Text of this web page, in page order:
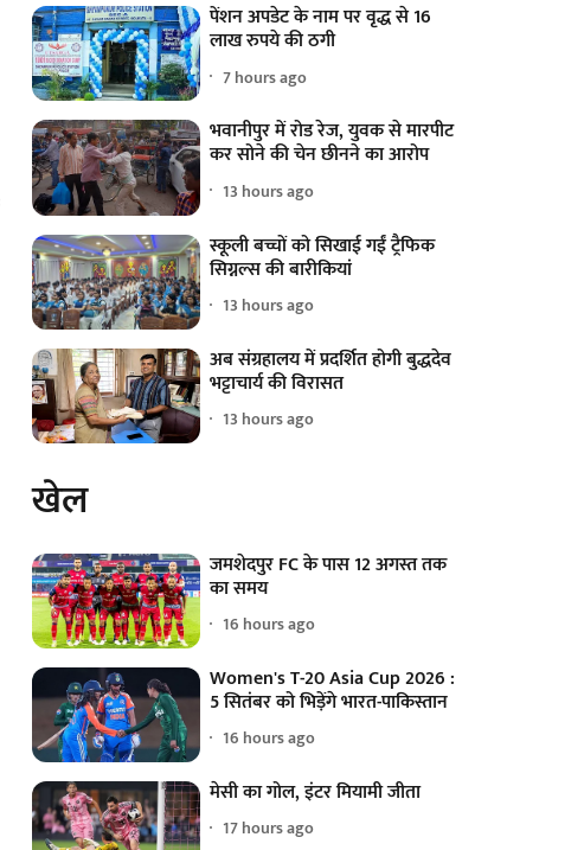
पेंशन अपडेट के नाम पर वृद्ध से 16
लाख रुपये की ठगी
7 hours ago
भवानीपुर में रोड रेज, युवक से मारपीट
कर सोने की चेन छीनने का आरोप
13 hours ago
स्कूली बच्चों को सिखाई गईं ट्रैफिक
सिग्नल्स की बारीकियां
13 hours ago
अब संग्रहालय में प्रदर्शित होगी बुद्धदेव
भट्टाचार्य की विरासत
13 hours ago
खेल
जमशेदपुर FC के पास 12 अगस्त तक
का समय
16 hours ago
Women's T-20 Asia Cup 2026 :
5 सितंबर को भिड़ेंगे भारत-पाकिस्तान
16 hours ago
मेसी का गोल, इंटर मियामी जीता
17 hours ago